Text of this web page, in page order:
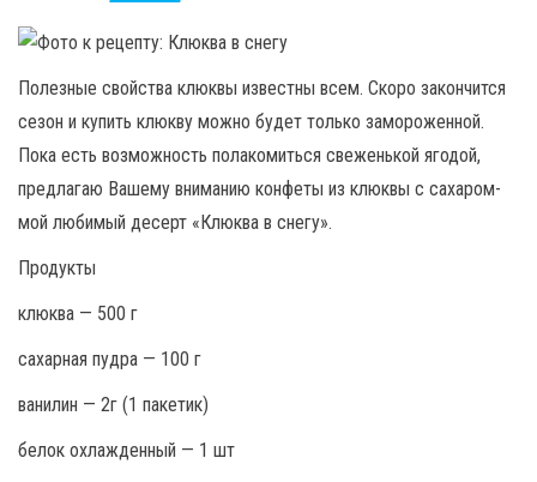
Полезные свойства клюквы известны всем. Скоро закончится
сезон и купить клюкву можно будет только замороженной.
Пока есть возможность полакомиться свеженькой ягодой,
предлагаю Вашему вниманию конфеты из клюквы с сахаром-
мой любимый десерт «Клюква в снегу».
Продукты
клюква — 500 г
сахарная пудра — 100 г
ванилин — 2г (1 пакетик)
белок охлажденный — 1 шт